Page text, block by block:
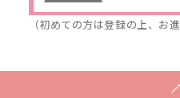
（初めての方は登録の上、お